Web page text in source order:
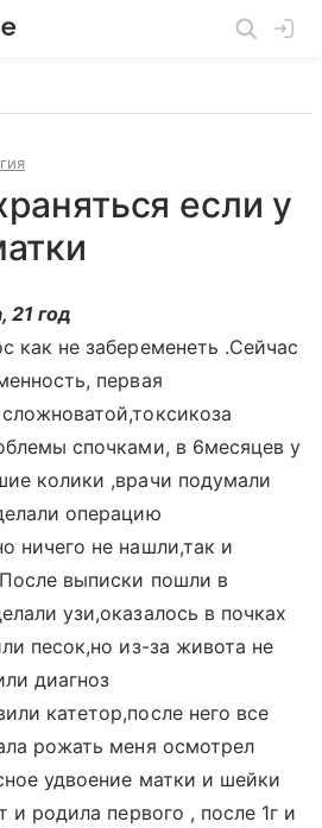
если у
21 год
как не забеременеть .Сейчас
первая
спочками, в 6месяцев у
колики ,врачи подумали
операцию
ничего не нашли,так и
выписки пошли в
узи,оказалось в почках
песок,но из-за живота не
диагноз
катетор,после него все
рожать меня осмотрел
удвоение матки и шейки
и родила первого , после 1г и